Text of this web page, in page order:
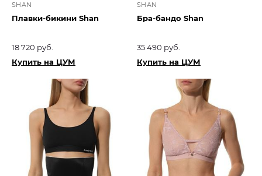
SHAN
Плавки-бикини Shan
18 720 руб.
Купить на ЦУМ
SHAN
Бра-бандо Shan
35 490 руб.
Купить на ЦУМ